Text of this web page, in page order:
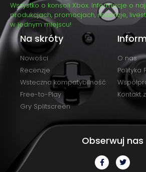
Wszystko o konsoli Xbox. Informacje o
produkcjach, promocjach, recenzje,
w jednym miejscu!
Na skróty
Nowości
Recenzje
Wsteczna kompatybilność
Free-to-Play
Gry Splitscreen
O nas
Polityka
Kontakt
Obserwuj nas